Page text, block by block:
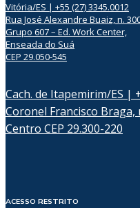
Vitória/ES | +55 (27) 3345.0012
Rua José Alexandre Buaiz, n.
Grupo 607 – Ed. Work Center,
Enseada do Suá
CEP 29.050-545
Cach. de Itapemirim/ES |
Coronel Francisco Braga,
Centro CEP 29.300-220
ACESSO RESTRITO